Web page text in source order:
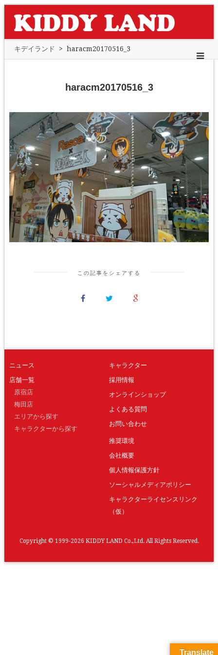
キデイランド > haracm20170516_3
haracm20170516_3
この記事をシェアする
ニュース
店舗一覧
原宿店
梅田店
エリアから探す
キャラクターから探す
キャラクター
採用情報
オンラインショップ
よくある質問
お問い合わせ
推奨環境
会社概要
個人情報保護方針
ソーシャルメディアポリシー
キャラクターライセンスリンク
（仮）
Copyright © 1999-2026 KIDDY LAND Co.,Ltd. All Rights Reserved.
Translate